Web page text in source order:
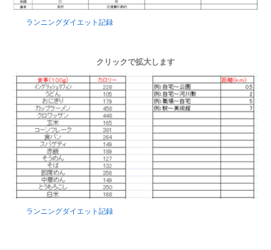
ランニングダイエット記録
クリックで拡大します
ランニングダイエット記録